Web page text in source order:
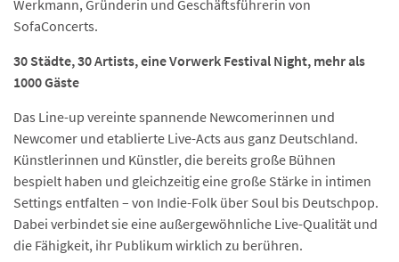
Werkmann, Gründerin und Geschäftsführerin von
SofaConcerts.
30 Städte, 30 Artists, eine Vorwerk Festival Night, mehr als
1000 Gäste
Das Line-up vereinte spannende Newcomerinnen und
Newcomer und etablierte Live-Acts aus ganz Deutschland.
Künstlerinnen und Künstler, die bereits große Bühnen
bespielt haben und gleichzeitig eine große Stärke in intimen
Settings entfalten – von Indie-Folk über Soul bis Deutschpop.
Dabei verbindet sie eine außergewöhnliche Live-Qualität und
die Fähigkeit, ihr Publikum wirklich zu berühren.